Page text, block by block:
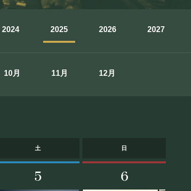
2024 2025 2026 2027
10月 11月 12月
土 日
5 6